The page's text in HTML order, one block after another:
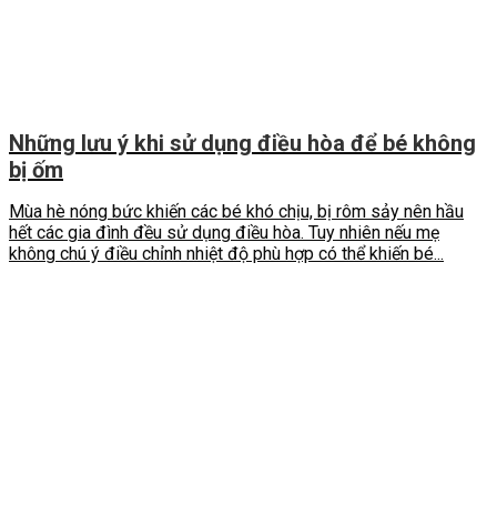
Những lưu ý khi sử dụng điều hòa để bé không
bị ốm
Mùa hè nóng bức khiến các bé khó chịu, bị rôm sảy nên hầu
hết các gia đình đều sử dụng điều hòa. Tuy nhiên nếu mẹ
không chú ý điều chỉnh nhiệt độ phù hợp có thể khiến bé...